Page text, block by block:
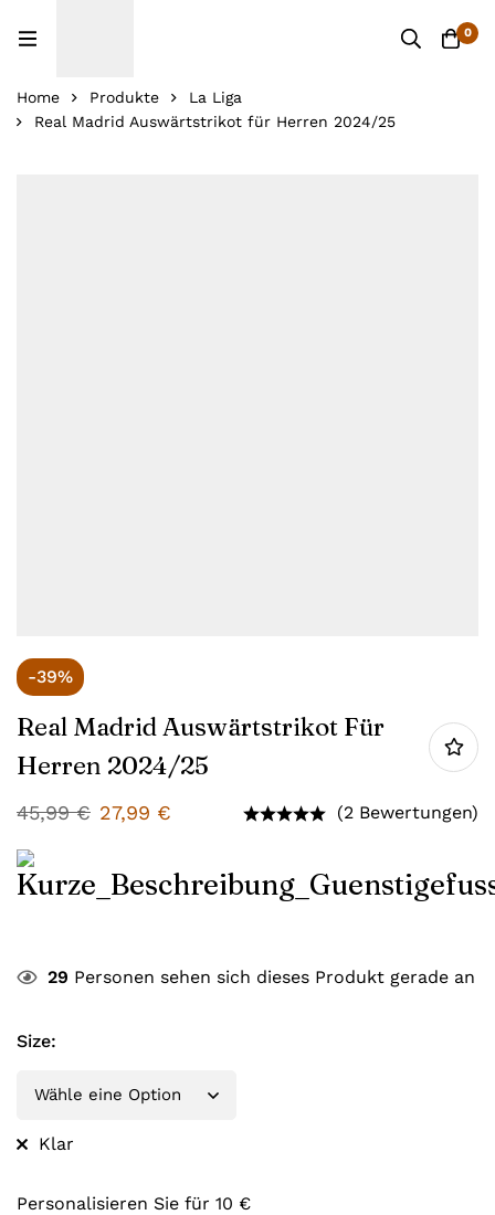
0
Home Produkte
La Liga
Real Madrid Auswärtstrikot für Herren 2024/25
-39%
Real Madrid Auswärtstrikot Für
Herren 2024/25
45,99€ 27,99 € (2 Bewertungen)
29 Personen sehen sich dieses Produkt gerade an
Size:
Klar
Personalisieren Sie für 10 €